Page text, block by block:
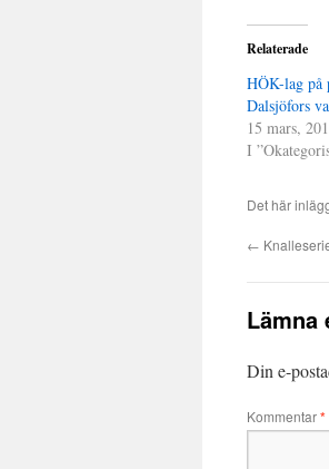
Relaterade
HÖK-lag på
Dalsjöfors
15 mars,
I
Det här
←
Lämna
Din e-
Kommentar*